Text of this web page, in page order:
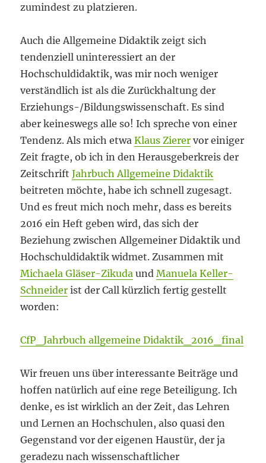
zumindest zu platzieren.
Auch die Allgemeine Didaktik zeigt sich
tendenziell uninteressiert an der
Hochschuldidaktik, was mir noch weniger
verständlich ist als die Zurückhaltung der
Erziehungs-/Bildungswissenschaft. Es sind
aber keineswegs alle so! Ich spreche von einer
Tendenz. Als mich etwaKlaus Zierer vor einiger
Zeit fragte, ob ich in den Herausgeberkreis der
ZeitschriftJahrbuch Allgemeine Didaktik
beitreten möchte, habe ich schnell zugesagt.
Und es freut mich noch mehr, dass es bereits
2016 ein Heft geben wird, das sich der
Beziehung zwischen Allgemeiner Didaktik und
Hochschuldidaktik widmet. Zusammen mit
Michaela Gläser-Zikuda undManuela Keller-
Schneider ist der Call kürzlich fertig gestellt
worden:
CfP_Jahrbuch allgemeine Didaktik_2016_final
Wir freuen uns über interessante Beiträge und
hoffen natürlich auf eine rege Beteiligung. Ich
denke, es ist wirklich an der Zeit, das Lehren
und Lernen an Hochschulen, also quasi den
Gegenstand vor der eigenen Haustür, der ja
geradezu nach wissenschaftlicher